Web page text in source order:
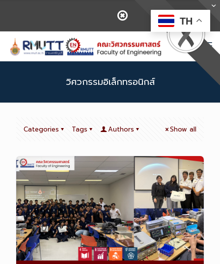
วิศวกรรมอิเล็กทรอนิกส์
Categories Tags Authors Show all
TH